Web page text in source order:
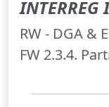
INTERREG
RW - DGA &
FW 2.3.4.